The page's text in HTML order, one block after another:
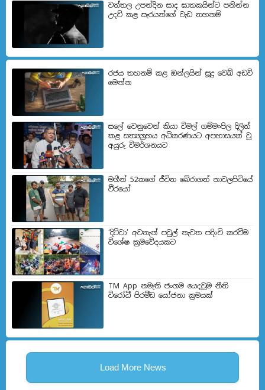
වත්තල උපන්දින සාද ඝාතකයින්ට පනින්න
උදව් කළ සැරයන්ගේ වැඩ තහනම්
රජය තහනම් කළ ඔන්ලයින් සූදු වෙබ් අඩවි
මෙන්න
සලේ වෙනුවෙන් කියා විමල් ගම්මංපිල දිලිත්
කළ සත්‍යග්‍රහය අධිකරණයට අපහාසයක් වූ
අයුරු විමර්ශනයට
මගීන් 52කගේ ජීවිත බේරා­ගත් නාව­ල­පි­ටියේ
වීරයෝ
‘දිට්වා’ අවතැන් පවුල් නැවත පදිංචි කරවීම
විශේෂ ක්‍රමවේදයකට
TM App නමැති ජංගම යෙදවුම නීති
විරෝධී පිරමීඩ යෝජනා ක්‍රමයක්
Load More News